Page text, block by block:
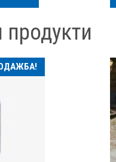
318,90 лв..